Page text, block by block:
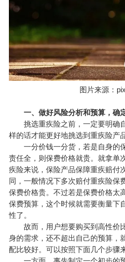
图片来源：
一、做好风险分析和预算，确
挑选重疾险之前，一定要明确
样的话才能更好地挑选到重疾险产品
一分价钱一分货，若是自身的
责任全，则保费价格就贵。就拿单
疾险来说， 保险产品保障重疾赔付
同，一般情况下多次赔付重疾险保
保费价格贵。不过若是保费价格太
保费预算，这个时候就需要衡量下
性了。
故而，用户想要购买到高性价
身的需求，还不超出自己的预算，
配比较好。可以按照下面几个步骤